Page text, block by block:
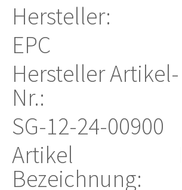
Hersteller:
EPC
Hersteller Artikel-
Nr.:
SG-12-24-00900
Artikel
Bezeichnung: